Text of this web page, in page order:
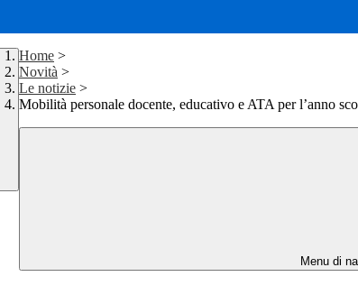
Home >
Novità >
Le notizie >
Mobilità personale docente, educativo e ATA per l’anno
Menu di